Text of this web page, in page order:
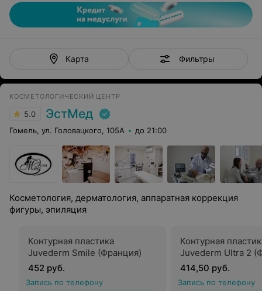
Карта Фильтры
КОСМЕТОЛОГИЧЕСКИЙ ЦЕНТР
5.0 ЭстМед
Гомель, ул. Головацкого, 105А до 21:00
Косметология, дерматология, аппаратная коррекция
фигуры, эпиляция
Контурная пластика
Juvederm Smile (Франция)
452 руб.
Запись по телефону
Контурная
Juvederm Ultra 2
414,50 руб.
Запись по телефону